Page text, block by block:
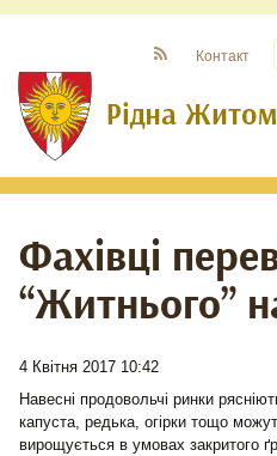
Контакт
Фахівці
“Житнього”
4 Квітня 2017 10:42
Навесні продовольчі ринки
капуста, редька, огірки тощо
вирощується в умовах закритого